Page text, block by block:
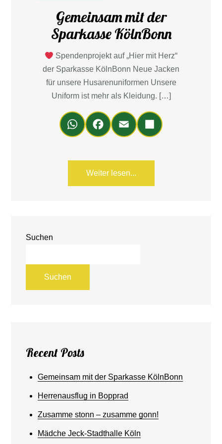
Gemeinsam mit der
Sparkasse KölnBonn
Spendenprojekt auf „Hier mit Herz“
der Sparkasse KölnBonn Neue Jacken
für unsere Husarenuniformen Unsere
Uniform ist mehr als Kleidung. […]
Wh
ats
Fa
ce
ok
Em
ail
Teil
en
Weiter lesen...
Suchen
Suchen
Recent Posts
Gemeinsam mit der Sparkasse KölnBonn
Herrenausflug in Bopprad
Zusamme stonn – zusamme gonn!
Mädche Jeck-Stadthalle Köln